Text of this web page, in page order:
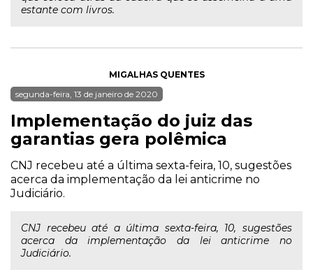
estante com livros.
MIGALHAS QUENTES
segunda-feira, 13 de janeiro de 2020
Implementação do juiz das
garantias gera polêmica
CNJ recebeu até a última sexta-feira, 10, sugestões
acerca da implementação da lei anticrime no
Judiciário.
CNJ recebeu até a última sexta-feira, 10, sugestões
acerca da implementação da lei anticrime no
Judiciário.